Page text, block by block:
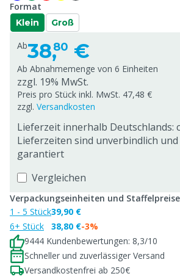
Format
Klein Groß
Ab38,80 €
Ab Abnahmemenge von 6 Einheiten
zzgl. 19% MwSt.
Preis pro Stück inkl. MwSt. 47,48 €
zzgl. Versandkosten
Lieferzeit innerhalb Deutschlands:
Lieferzeiten sind unverbindlich
garantiert
Vergleichen
Verpackungseinheiten und Staffelpreise
1 - 5 Stück
6+ Stück
39,90 €
38,80 €-3%
9444 Kundenbewertungen: 8,3/10
Schneller und zuverlässiger Versand
Versandkostenfrei ab 250€